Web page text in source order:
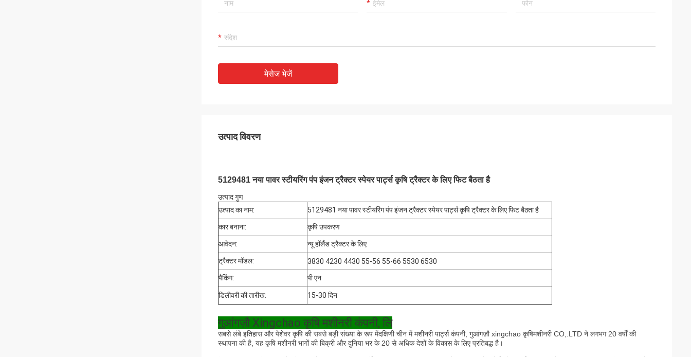
मेसेज भेजें
उत्पाद विवरण
5129481 नया पावर स्टीयरिंग पंप इंजन ट्रैक्टर स्पेयर पार्ट्स कृषि ट्रैक्टर के लिए फिट बैठता है
उत्पाद गुण
उत्पाद का नाम:
5129481 नया पावर स्टीयरिंग पंप इंजन ट्रैक्टर स्पेयर पार्ट्स कृषि ट्रैक्टर के लिए फिट बैठता है
कार बनाना: कृषि उपकरण
आवेदन: न्यू हॉलैंड ट्रैक्टर के लिए
ट्रैक्टर मॉडल:
3830 4230 4430 55-56 55-66 5530 6530
पैकिंग:
पी एन
डिलीवरी की तारीख: 15-30 दिन
गुआंगज़ौ Xingchao कृषि मशीनरी कंपनी, लि
सबसे लंबे इतिहास और पेशेवर कृषि की सबसे बड़ी संख्या के रूप मेंदक्षिणी चीन में मशीनरी पार्ट्स कंपनी, गुआंगज़ौ xingchao कृषिमशीनरी CO,.LTD ने लगभग 20 वर्षों की
स्थापना की है, यह कृषि मशीनरी भागों की बिक्री और दुनिया भर के 20 से अधिक देशों के विकास के लिए प्रतिबद्ध है।